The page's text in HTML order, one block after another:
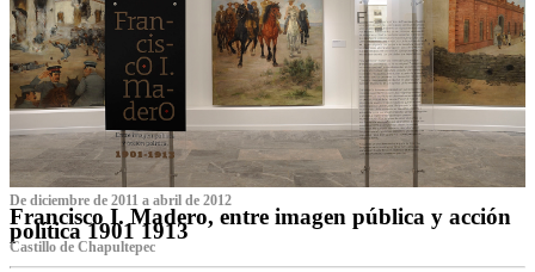
De diciembre de 2011 a abril de 2012
Francisco I. Madero, entre imagen pública y acción
política 1901 1913
Castillo de Chapultepec